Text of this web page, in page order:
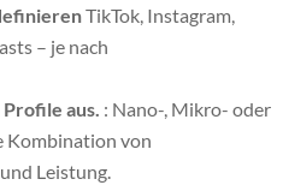
TikTok, Instagram,
– je nach
aus. : Nano-, Mikro- oder
Kombination von
Leistung.